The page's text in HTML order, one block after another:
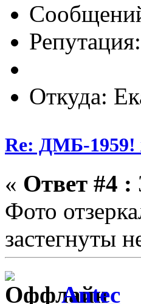
Откуда:
Re: ДМБ-1959!
« Ответ #4 :
Фото
застегнуты
Antec